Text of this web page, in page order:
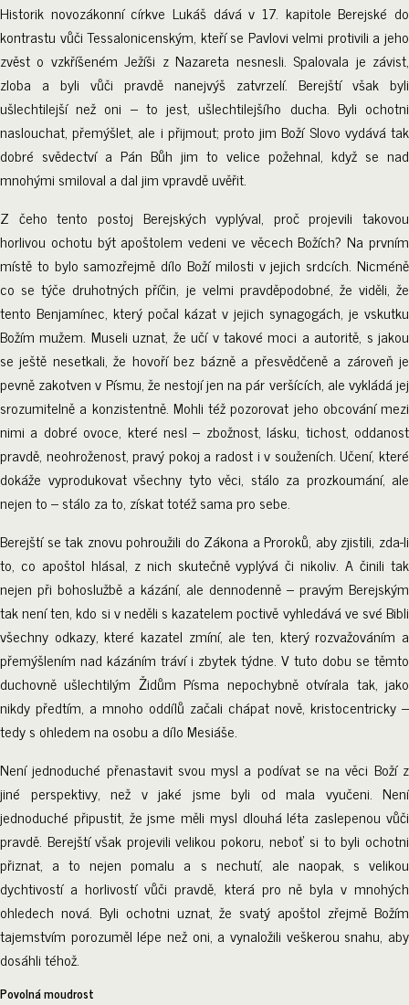
Historik novozákonní církve Lukáš dává v 17. kapitole Berejské do
kontrastu vůči Tessalonicenským, kteří se Pavlovi velmi protivili a jeho
zvěst o vzkříšeném Ježíši z Nazareta nesnesli. Spalovala je závist,
zloba a byli vůči pravdě nanejvýš zatvrzelí. Berejští však byli
ušlechtilejší než oni – to jest, ušlechtilejšího ducha. Byli ochotni
naslouchat, přemýšlet, ale i přijmout; proto jim Boží Slovo vydává tak
dobré svědectví a Pán Bůh jim to velice požehnal, když se nad
mnohými smiloval a dal jim vpravdě uvěřit.
Z čeho tento postoj Berejských vyplýval, proč projevili takovou
horlivou ochotu být apoštolem vedeni ve věcech Božích? Na prvním
místě to bylo samozřejmě dílo Boží milosti v jejich srdcích. Nicméně
co se týče druhotných příčin, je velmi pravděpodobné, že viděli, že
tento Benjamínec, který počal kázat v jejich synagogách, je vskutku
Božím mužem. Museli uznat, že učí v takové moci a autoritě, s jakou
se ještě nesetkali, že hovoří bez bázně a přesvědčeně a zároveň je
pevně zakotven v Písmu, že nestojí jen na pár veršících, ale vykládá jej
srozumitelně a konzistentně. Mohli též pozorovat jeho obcování mezi
nimi a dobré ovoce, které nesl – zbožnost, lásku, tichost, oddanost
pravdě, neohroženost, pravý pokoj a radost i v souženích. Učení, které
dokáže vyprodukovat všechny tyto věci, stálo za prozkoumání, ale
nejen to – stálo za to, získat totéž sama pro sebe.
Berejští se tak znovu pohroužili do Zákona a Proroků, aby zjistili, zda-li
to, co apoštol hlásal, z nich skutečně vyplývá či nikoliv. A činili tak
nejen při bohoslužbě a kázání, ale dennodenně – pravým Berejským
tak není ten, kdo si v neděli s kazatelem poctivě vyhledává ve své Bibli
všechny odkazy, které kazatel zmíní, ale ten, který rozvažováním a
přemýšlením nad kázáním tráví i zbytek týdne. V tuto dobu se těmto
duchovně ušlechtilým Židům Písma nepochybně otvírala tak, jako
nikdy předtím, a mnoho oddílů začali chápat nově, kristocentricky –
tedy s ohledem na osobu a dílo Mesiáše.
Není jednoduché přenastavit svou mysl a podívat se na věci Boží z
jiné perspektivy, než v jaké jsme byli od mala vyučeni. Není
jednoduché připustit, že jsme měli mysl dlouhá léta zaslepenou vůči
pravdě. Berejští však projevili velikou pokoru, neboť si to byli ochotni
přiznat, a to nejen pomalu a s nechutí, ale naopak, s velikou
dychtivostí a horlivostí vůči pravdě, která pro ně byla v mnohých
ohledech nová. Byli ochotni uznat, že svatý apoštol zřejmě Božím
tajemstvím porozuměl lépe než oni, a vynaložili veškerou snahu, aby
dosáhli téhož.
Povolná moudrost